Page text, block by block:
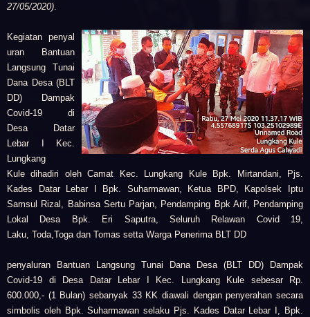
27/05/2020).
Kegiatan penyal
uran Bantuan
Langsung Tunai
Dana Desa (BLT
DD) Dampak
Covid-19 di
Desa Datar
Lebar I Kec.
Lungkang
Kuledihadiri olehCamat Kec. Lungkang Kule Bpk. Mirtandani,
Pjs.
Kades Datar Lebar I Bpk. Suharmawan,
Ketua BPD,
Kapolsek Iptu
Samsul Rizal, Babinsa Sertu Parjan, Pendamping Bpk Arif, Pendamping
Lokal Desa Bpk. Eri Saputra, Seluruh Relawan Covid 19,
Laku, Toda,Toga dan Tomas setta Warga Penerima BLT DD
penyaluran Bantuan Langsung Tunai Dana Desa (BLT DD) Dampak
Covid-19 di Desa Datar Lebar I Kec. Lungkang Kule sebesar Rp.
600.000,- (1 Bulan) sebanyak 33 KK diawali dengan penyerahan secara
simbolis oleh Bpk. Suharmawan selaku Pjs. Kades Datar Lebar I, Bpk.